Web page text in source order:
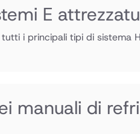
E
i principali tipi di sistema
manuali di